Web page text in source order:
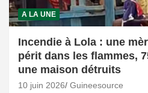
A LA UNE
Incendie à Lola : une
périt dans les flammes,
une maison détruits
10 juin 2026 Guineesource